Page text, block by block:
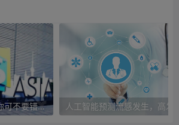
今年的CES Asia，你可不要错过这些自动驾驶看点